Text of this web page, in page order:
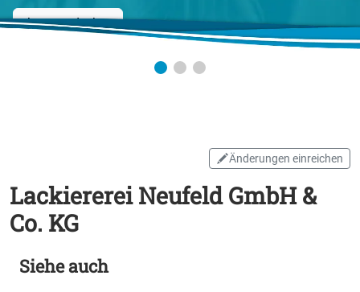
Jetzt entdecken
Änderungen einreichen
Lackiererei Neufeld GmbH &
Co. KG
Siehe auch